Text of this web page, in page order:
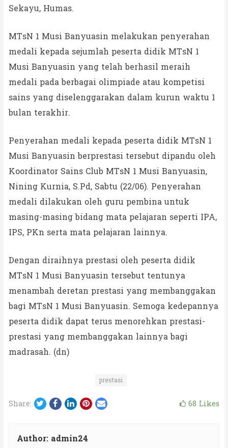
Sekayu, Humas.
MTsN 1 Musi Banyuasin melakukan penyerahan
medali kepada sejumlah peserta didik MTsN 1
Musi Banyuasin yang telah berhasil meraih
medali pada berbagai olimpiade atau kompetisi
sains yang diselenggarakan dalam kurun waktu 1
bulan terakhir.
Penyerahan medali kepada peserta didik MTsN 1
Musi Banyuasin berprestasi tersebut dipandu oleh
Koordinator Sains Club MTsN 1 Musi Banyuasin,
Nining Kurnia, S.Pd, Sabtu (22/06). Penyerahan
medali dilakukan oleh guru pembina untuk
masing-masing bidang mata pelajaran seperti IPA,
IPS, PKn serta mata pelajaran lainnya.
Dengan diraihnya prestasi oleh peserta didik
MTsN 1 Musi Banyuasin tersebut tentunya
menambah deretan prestasi yang membanggakan
bagi MTsN 1 Musi Banyuasin. Semoga kedepannya
peserta didik dapat terus menorehkan prestasi-
prestasi yang membanggakan lainnya bagi
madrasah. (dn)
prestasi
Share: Twitter
Facebook
LinkedIn
Pinterest
Email 68 Likes
Author: admin24